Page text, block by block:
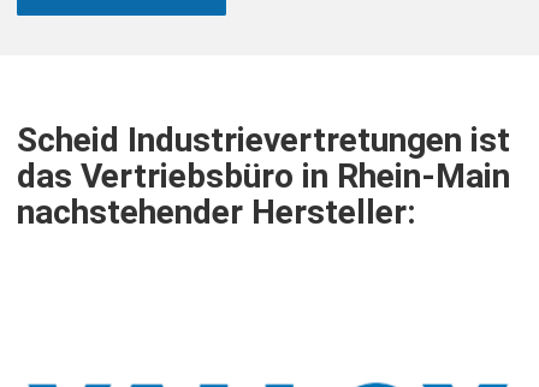
Scheid Industrievertretungen ist
das Vertriebsbüro in Rhein-Main
nachstehender Hersteller: